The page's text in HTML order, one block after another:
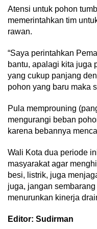
Atensi untuk pohon
memerintahkan tim
rawan.
“Saya perintahkan
bantu, apalagi kita juga
yang cukup panjang
pohon yang baru maka
Pula memprouning
mengurangi beban
karena bebannya
Wali Kota dua periode
masyarakat agar
besi, listrik, juga
juga, jangan
menurunkan kinerja
Editor: Sudirman